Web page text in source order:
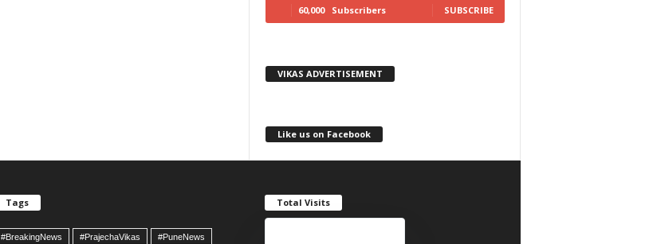
60,000 Subscribers SUBSCRIBE
VIKAS ADVERTISEMENT
Like us on Facebook
Tags
#BreakingNews #PrajechaVikas #PuneNews
Total Visits